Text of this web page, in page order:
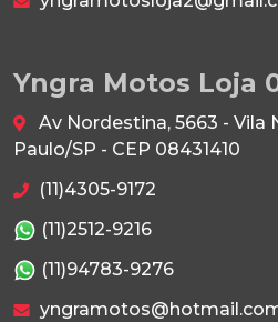
Yngra Motos Loja
Av Nordestina, 5663 - Vila
Paulo/SP - CEP 08431410
(11)4305-9172
(11)2512-9216
(11)94783-9276